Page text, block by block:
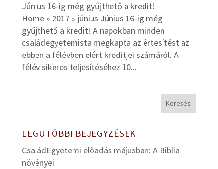
Június 16-ig még gyűjthető a kredit!
Home » 2017 » június Június 16-ig még
gyűjthető a kredit! A napokban minden
családegyetemista megkapta az értesítést az
ebben a félévben elért kreditjei számáról. A
félév sikeres teljesítéséhez 10...
LEGUTÓBBI BEJEGYZÉSEK
CsaládEgyetemi előadás májusban: A Biblia
növényei